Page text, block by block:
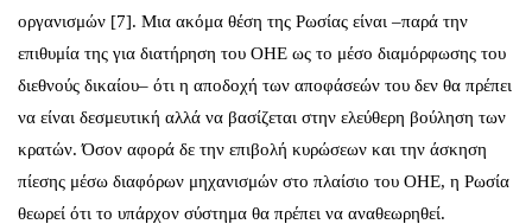
οργανισμών [7]. Μια ακόμα θέση της Ρωσίας είναι –παρά την
επιθυμία της για διατήρηση του ΟΗΕ ως το μέσο διαμόρφωσης του
διεθνούς δικαίου– ότι η αποδοχή των αποφάσεών του δεν θα πρέπει
να είναι δεσμευτική αλλά να βασίζεται στην ελεύθερη βούληση των
κρατών. Όσον αφορά δε την επιβολή κυρώσεων και την άσκηση
πίεσης μέσω διαφόρων μηχανισμών στο πλαίσιο του ΟΗΕ, η Ρωσία
θεωρεί ότι το υπάρχον σύστημα θα πρέπει να αναθεωρηθεί.